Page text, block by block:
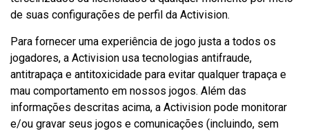
de suas configurações de perfil da Activision.
Para fornecer uma experiência de jogo justa a todos os
jogadores, a Activision usa tecnologias antifraude,
antitrapaça e antitoxicidade para evitar qualquer trapaça e
mau comportamento em nossos jogos. Além das
informações descritas acima, a Activision pode monitorar
e/ou gravar seus jogos e comunicações (incluindo, sem